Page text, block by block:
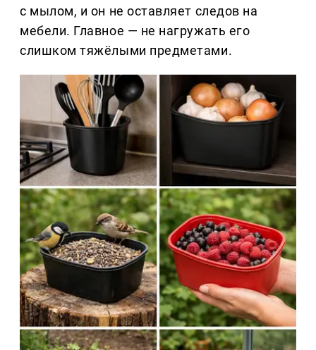
с мылом, и он не оставляет следов на
мебели. Главное — не нагружать его
слишком тяжёлыми предметами.